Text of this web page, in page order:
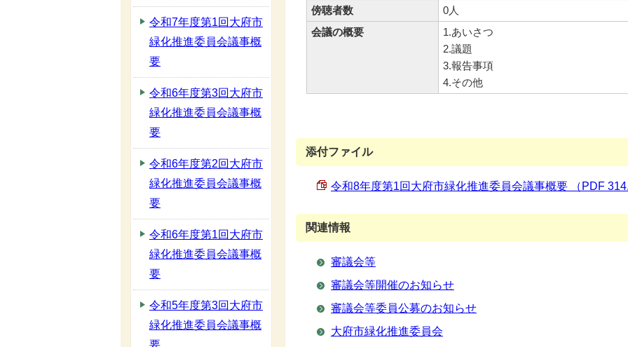
傍聴者数
0人
会議の概要
1.あいさつ
2.議題
3.報告事項
4.その他
添付ファイル
令和8年度第1回大府市緑化推進委員会議事概要 （PDF
関連情報
審議会等
審議会等開催のお知らせ
審議会等委員公募のお知らせ
大府市緑化推進委員会
令和7年度第1回大府市
緑化推進委員会議事概
要
令和6年度第3回大府市
緑化推進委員会議事概
要
令和6年度第2回大府市
緑化推進委員会議事概
要
令和6年度第1回大府市
緑化推進委員会議事概
要
令和5年度第3回大府市
緑化推進委員会議事概
要